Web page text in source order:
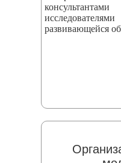
развивающейся